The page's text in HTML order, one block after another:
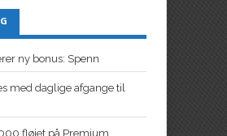
ny bonus: Spenn
med daglige afgange til
fløjet på Premium